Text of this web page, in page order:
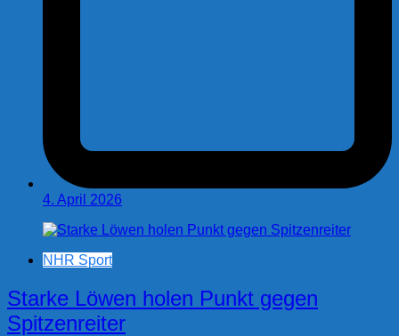
4. April 2026
NHR Sport
Starke Löwen holen Punkt gegen
Spitzenreiter